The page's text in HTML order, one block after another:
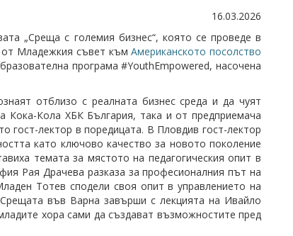
16.03.2026
„Среща с големия бизнес“, която се проведе в
от Младежкия съвет къмАмериканското посолство
програма #YouthEmpowered, насочена
отблизо с реалната бизнес среда и да чуят
Кока-Кола ХБК България, така и от предприемача
гост-лектор в поредицата. В Пловдив гост-лектор
като ключово качество за новото поколение
темата за мястото на педагогическия опит в
Рая Драчева разказа за професионалния път на
Тотев сподели своя опит в управлението на
във Варна завърши с лекцията на Ивайло
хора сами да създават възможностите пред